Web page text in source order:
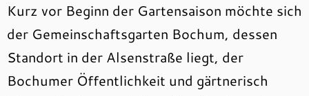
Kurz vor Beginn der Gartensaison möchte sich
der Gemeinschaftsgarten Bochum, dessen
Standort in der Alsenstraße liegt, der
Bochumer Öffentlichkeit und gärtnerisch